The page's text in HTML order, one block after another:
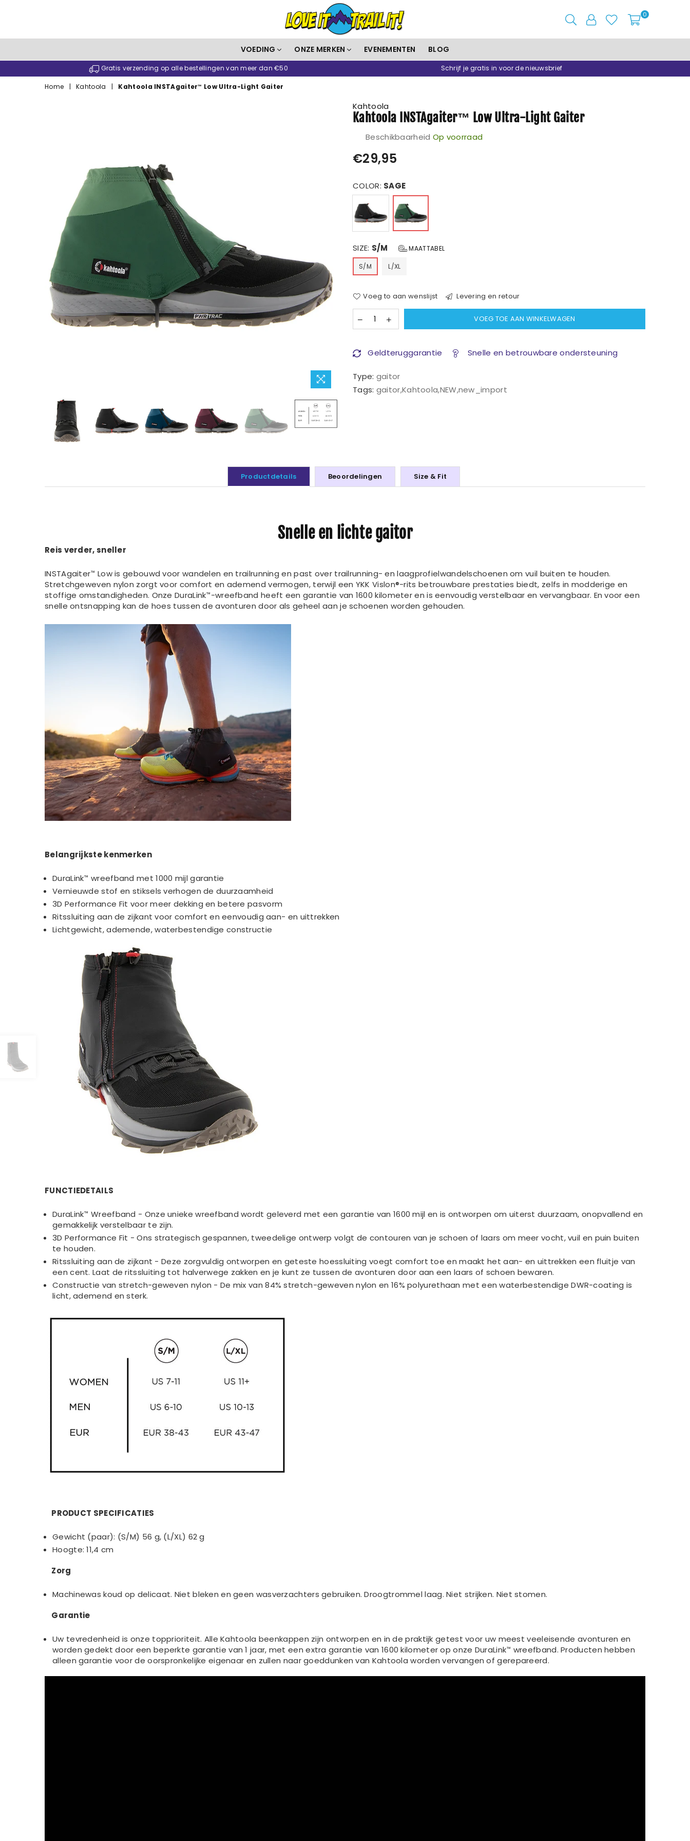
Love
It
Trail
It
0
VOEDING ONZE MERKEN EVENEMENTEN BLOG
Gratis verzending op alle bestellingen van meer dan €50 Schrijf je gratis in voor de nieuwsbrief
Home | Kahtoola | Kahtoola INSTAgaiter™ Low Ultra-Light Gaiter
Kahtoola
Kahtoola INSTAgaiter™ Low Ultra-Light Gaiter
Beschikbaarheid Op voorraad
Prijs
€29,95
COLOR: SAGE
SIZE: S/M MAATTABEL
S/M L/XL
Voeg to aan wenslijst Levering en retour
VOEG TOE AAN WINKELWAGEN
Geldteruggarantie Snelle en betrouwbare ondersteuning
Type: gaitor
Tags: gaitor,Kahtoola,NEW,new_import
Productdetails Beoordelingen Size & Fit
Snelle en lichte gaitor
Reis verder, sneller
INSTAgaiter™ Low is gebouwd voor wandelen en trailrunning en past over trailrunning- en laagprofielwandelschoenen om vuil buiten te houden.
Stretchgeweven nylon zorgt voor comfort en ademend vermogen, terwijl een YKK Vislon®-rits betrouwbare prestaties biedt, zelfs in modderige en
stoffige omstandigheden. Onze DuraLink™-wreefband heeft een garantie van 1600 kilometer en is eenvoudig verstelbaar en vervangbaar. En voor een
snelle ontsnapping kan de hoes tussen de avonturen door als geheel aan je schoenen worden gehouden.
Belangrijkste kenmerken
DuraLink™ wreefband met 1000 mijl garantie
Vernieuwde stof en stiksels verhogen de duurzaamheid
3D Performance Fit voor meer dekking en betere pasvorm
Ritssluiting aan de zijkant voor comfort en eenvoudig aan- en uittrekken
Lichtgewicht, ademende, waterbestendige constructie
FUNCTIEDETAILS
DuraLink™ Wreefband - Onze unieke wreefband wordt geleverd met een garantie van 1600 mijl en is ontworpen om uiterst duurzaam, onopvallend en
gemakkelijk verstelbaar te zijn.
3D Performance Fit - Ons strategisch gespannen, tweedelige ontwerp volgt de contouren van je schoen of laars om meer vocht, vuil en puin buiten
te houden.
Ritssluiting aan de zijkant - Deze zorgvuldig ontworpen en geteste hoessluiting voegt comfort toe en maakt het aan- en uittrekken een fluitje van
een cent. Laat de ritssluiting tot halverwege zakken en je kunt ze tussen de avonturen door aan een laars of schoen bewaren.
Constructie van stretch-geweven nylon - De mix van 84% stretch-geweven nylon en 16% polyurethaan met een waterbestendige DWR-coating is
licht, ademend en sterk.
PRODUCT SPECIFICATIES
Gewicht (paar): (S/M) 56 g, (L/XL) 62 g
Hoogte: 11,4 cm
Zorg
Machinewas koud op delicaat. Niet bleken en geen wasverzachters gebruiken. Droogtrommel laag. Niet strijken. Niet stomen.
Garantie
Uw tevredenheid is onze topprioriteit. Alle Kahtoola beenkappen zijn ontworpen en in de praktijk getest voor uw meest veeleisende avonturen en
worden gedekt door een beperkte garantie van 1 jaar, met een extra garantie van 1600 kilometer op onze DuraLink™ wreefband. Producten hebben
alleen garantie voor de oorspronkelijke eigenaar en zullen naar goeddunken van Kahtoola worden vervangen of gerepareerd.